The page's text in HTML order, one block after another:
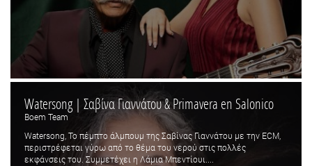
Watersong | Σαβίνα Γιαννάτου & Primavera en Salonico
Boem Team
Watersong, Το πέμπτο άλμπουμ της Σαβίνας Γιαννάτου με την ECM,
περιστρέφεται γύρω από το θέμα του νερού στις πολλές
εκφάνσεις του. Συμμετέχει η Λάμια Μπεντίουι....